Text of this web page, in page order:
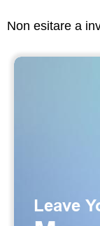
Non esitare a